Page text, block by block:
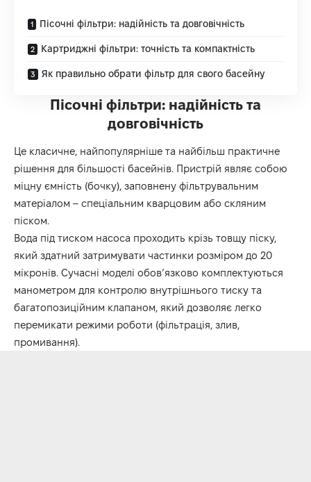
Пісочні фільтри: надійність та довговічність
Картриджні фільтри: точність та компактність
Як правильно обрати фільтр для свого басейну
Пісочні фільтри: надійність та
довговічність
Це класичне, найпопулярніше та найбільш практичне
рішення для більшості басейнів. Пристрій являє собою
міцну ємність (бочку), заповнену фільтрувальним
матеріалом – спеціальним кварцовим або скляним
піском.
Вода під тиском насоса проходить крізь товщу піску,
який здатний затримувати частинки розміром до 20
мікронів. Сучасні моделі обов’язково комплектуються
манометром для контролю внутрішнього тиску та
багатопозиційним клапаном, який дозволяє легко
перемикати режими роботи (фільтрація, злив,
промивання).